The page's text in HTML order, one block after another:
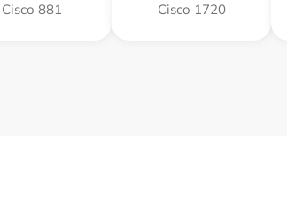
Cisco 881 Cisco 1720